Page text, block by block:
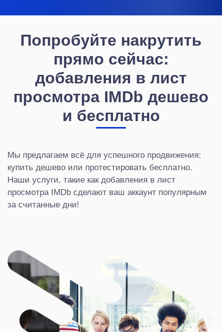
Попробуйте накрутить
прямо сейчас:
добавления в лист
просмотра IMDb дешево
и бесплатно
Мы предлагаем всё для успешного продвижения:
купить дешево или протестировать бесплатно.
Наши услуги, такие как добавления в лист
просмотра IMDb сделают ваш аккаунт популярным
за считанные дни!